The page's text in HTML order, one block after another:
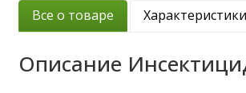
Все о товаре Характеристики
Описание